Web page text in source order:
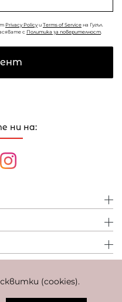
(cookies).
ни на:
Privacy Policy и Terms of Service на Гугъл.
с Политика за поверителност